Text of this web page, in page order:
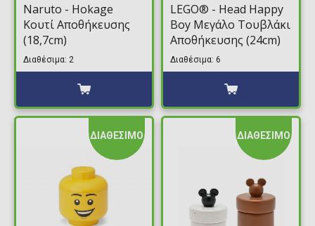
Naruto - Hokage
Κουτί Αποθήκευσης
(18,7cm)
Διαθέσιμα: 2
LEGO® - Head Happy
Boy Μεγάλο Τουβλάκι
Αποθήκευσης (24cm)
Διαθέσιμα: 6
ΔΙΑΘΕΣΙΜΟ ΔΙΑΘΕΣΙΜΟ